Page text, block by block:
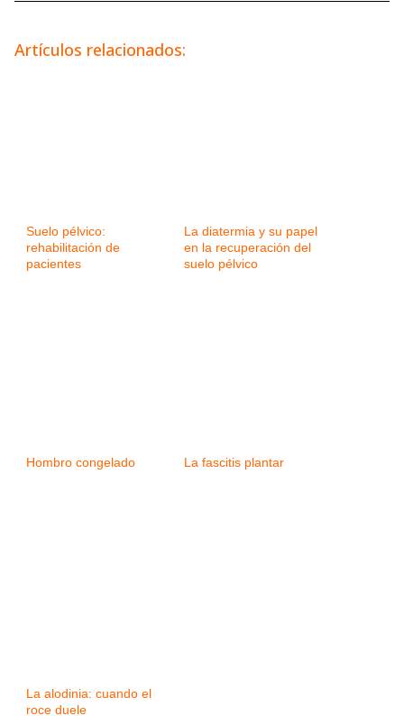
Artículos relacionados:
Suelo pélvico:
rehabilitación de
pacientes
La diatermia y su papel
en la recuperación del
suelo pélvico
Hombro congelado La fascitis plantar
La alodinia: cuando el
roce duele